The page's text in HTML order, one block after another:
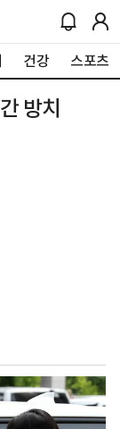
건강 스포츠
방치